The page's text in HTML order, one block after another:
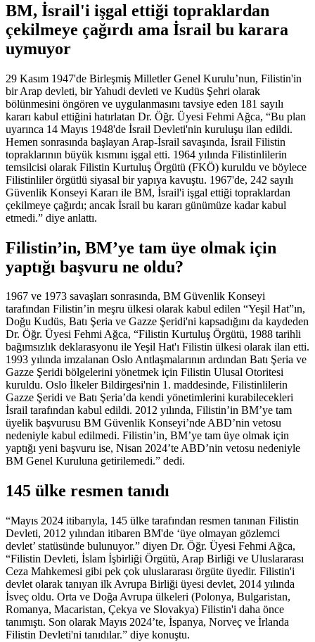
BM, İsrail'i işgal ettiği topraklardan
çekilmeye çağırdı ama İsrail bu karara
uymuyor
29 Kasım 1947'de Birleşmiş Milletler Genel Kurulu’nun, Filistin'in
bir Arap devleti, bir Yahudi devleti ve Kudüs Şehri olarak
bölünmesini öngören ve uygulanmasını tavsiye eden 181 sayılı
kararı kabul ettiğini hatırlatan Dr. Öğr. Üyesi Fehmi Ağca, “Bu plan
uyarınca 14 Mayıs 1948'de İsrail Devleti'nin kuruluşu ilan edildi.
Hemen sonrasında başlayan Arap-İsrail savaşında, İsrail Filistin
topraklarının büyük kısmını işgal etti. 1964 yılında Filistinlilerin
temsilcisi olarak Filistin Kurtuluş Örgütü (FKÖ) kuruldu ve böylece
Filistinliler örgütlü siyasal bir yapıya kavuştu. 1967'de, 242 sayılı
Güvenlik Konseyi Kararı ile BM, İsrail'i işgal ettiği topraklardan
çekilmeye çağırdı; ancak İsrail bu kararı günümüze kadar kabul
etmedi.” diye anlattı.
Filistin’in, BM’ye tam üye olmak için
yaptığı başvuru ne oldu?
1967 ve 1973 savaşları sonrasında, BM Güvenlik Konseyi
tarafından Filistin’in meşru ülkesi olarak kabul edilen “Yeşil Hat”ın,
Doğu Kudüs, Batı Şeria ve Gazze Şeridi'ni kapsadığını da kaydeden
Dr. Öğr. Üyesi Fehmi Ağca, “Filistin Kurtuluş Örgütü, 1988 tarihli
bağımsızlık deklarasyonu ile Yeşil Hat'ı Filistin ülkesi olarak ilan etti.
1993 yılında imzalanan Oslo Antlaşmalarının ardından Batı Şeria ve
Gazze Şeridi bölgelerini yönetmek için Filistin Ulusal Otoritesi
kuruldu. Oslo İlkeler Bildirgesi'nin 1. maddesinde, Filistinlilerin
Gazze Şeridi ve Batı Şeria’da kendi yönetimlerini kurabilecekleri
İsrail tarafından kabul edildi. 2012 yılında, Filistin’in BM’ye tam
üyelik başvurusu BM Güvenlik Konseyi’nde ABD’nin vetosu
nedeniyle kabul edilmedi. Filistin’in, BM’ye tam üye olmak için
yaptığı yeni başvuru ise, Nisan 2024’te ABD’nin vetosu nedeniyle
BM Genel Kuruluna getirilemedi.” dedi.
145 ülke resmen tanıdı
“Mayıs 2024 itibarıyla, 145 ülke tarafından resmen tanınan Filistin
Devleti, 2012 yılından itibaren BM'de ‘üye olmayan gözlemci
devlet’ statüsünde bulunuyor.” diyen Dr. Öğr. Üyesi Fehmi Ağca,
“Filistin Devleti, İslam İşbirliği Örgütü, Arap Birliği ve Uluslararası
Ceza Mahkemesi gibi pek çok uluslararası örgüte üyedir. Filistin'i
devlet olarak tanıyan ilk Avrupa Birliği üyesi devlet, 2014 yılında
İsveç oldu. Orta ve Doğa Avrupa ülkeleri (Polonya, Bulgaristan,
Romanya, Macaristan, Çekya ve Slovakya) Filistin'i daha önce
tanımıştı. Son olarak Mayıs 2024’te, İspanya, Norveç ve İrlanda
Filistin Devleti'ni tanıdılar.” diye konuştu.